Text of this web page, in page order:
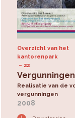
Overzicht van het
kantorenpark
22
Realisatie van de
vergunningen
2008